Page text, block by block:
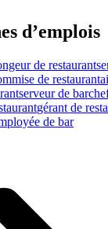
d’emplois
de restaurant
de restaurant
serveur de bar
gérant de
de bar